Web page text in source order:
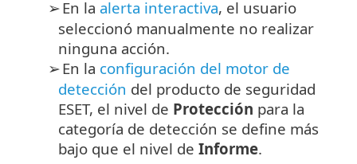
➢En la alerta interactiva, el usuario
seleccionó manualmente no realizar
ninguna acción.
➢En la configuración del motor de
detección del producto de seguridad
ESET, el nivel de Protección para la
categoría de detección se define más
bajo que el nivel de Informe.